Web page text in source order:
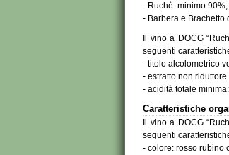
- Ruchè: minimo 90%;
- Barbera e Brachetto
Il vino a DOCG
seguenti
- titolo alcolometrico
- estratto non
- acidità totale
Caratteristiche
Il vino a DOCG
seguenti
- colore: rosso rubino